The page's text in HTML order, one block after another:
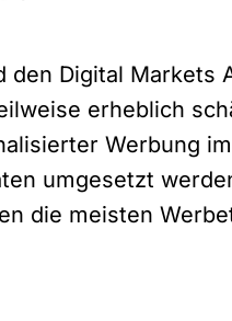
den Digital Markets
erheblich
Werbung
umgesetzt
die meisten